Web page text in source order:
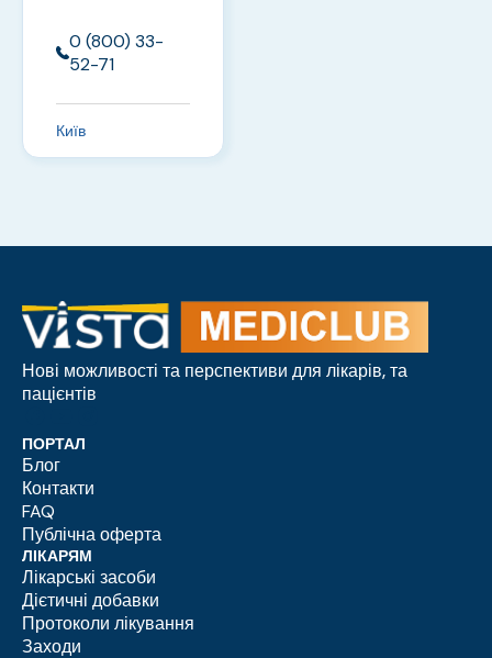
0 (800) 33-
52-71
Київ
Нові можливості та перспективи для лікарів, та
пацієнтів
ПОРТАЛ
Блог
Контакти
FAQ
Публічна оферта
ЛІКАРЯМ
Лікарські засоби
Дієтичні добавки
Протоколи лікування
Заходи